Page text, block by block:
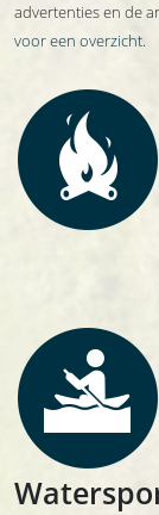
advertenties en de
voor een overzicht.